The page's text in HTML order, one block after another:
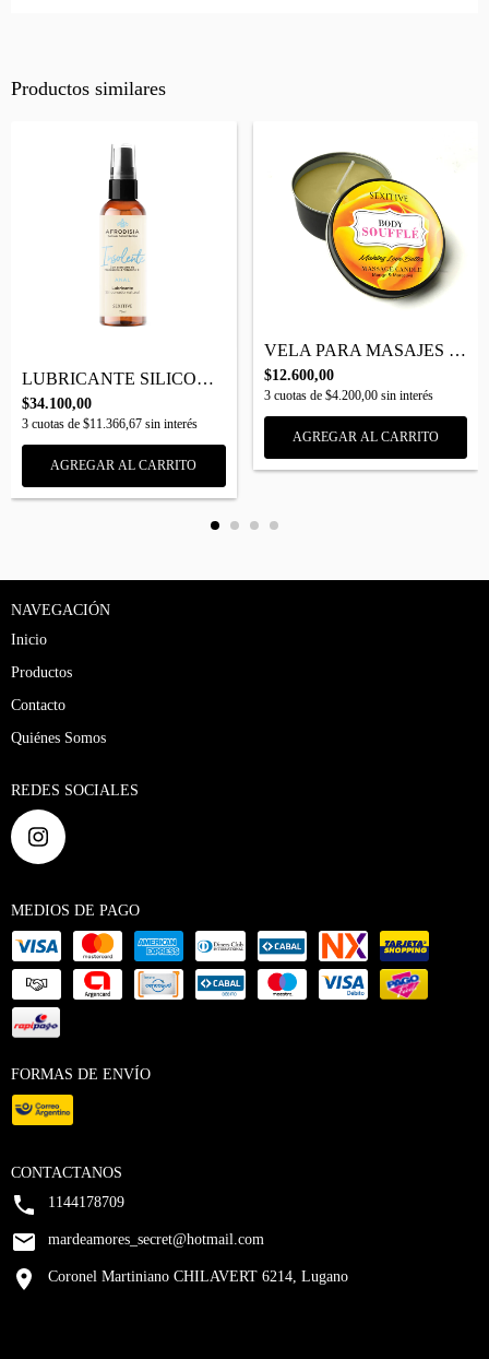
Productos similares
LUBRICANTE SILICONADO NATURAL AFRODISIA...
$34.100,00
3 cuotas de $11.366,67 sin interés
VELA PARA MASAJES - MASSAGE CANDLE BODY...
$12.600,00
3cuotas de $4.200,00sin interés
NAVEGACIÓN
Inicio
Productos
Contacto
Quiénes Somos
REDES SOCIALES
MEDIOS DE PAGO
FORMAS DE ENVÍO
CONTACTANOS
1144178709
mardeamores_secret@hotmail.com
Coronel Martiniano CHILAVERT 6214, Lugano